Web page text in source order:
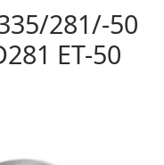
281/-50
ET-50